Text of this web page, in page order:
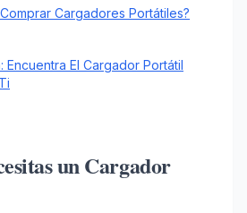
Cargadores Portátiles?
Encuentra El Cargador Portátil
un Cargador